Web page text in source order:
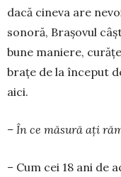
dacă cineva are
sonoră, Brașovul
bune maniere,
bra­țe de la început
aici.
– În ce măsură ați
– Cum cei 18 ani de